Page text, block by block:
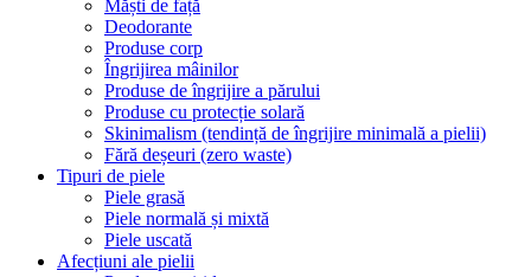
Măști de față
Deodorante
Produse corp
Îngrijirea mâinilor
Produse de îngrijire a părului
Produse cu protecție solară
Skinimalism (tendință de îngrijire minimală a pielii)
Fără deșeuri (zero waste)
Tipuri de piele
Piele grasă
Piele normală și mixtă
Piele uscată
Afecțiuni ale pielii